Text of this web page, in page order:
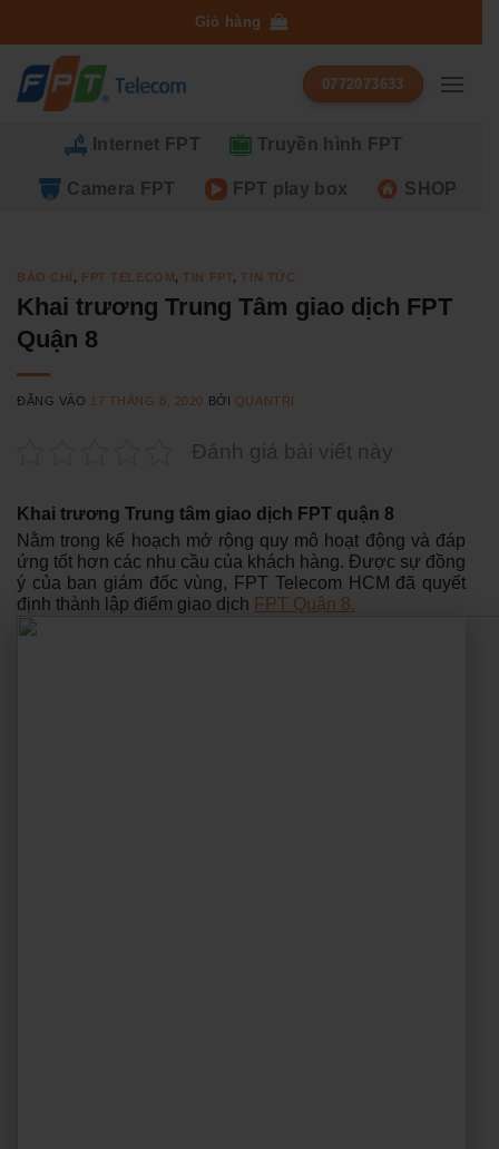
qua
dung
Giỏ hàng
0772073633
Internet FPT Truyền hình FPT
Camera FPT FPT play box SHOP
BÁO CHÍ , FPT TELECOM,TIN FPT,TIN TỨC
Khai trương Trung Tâm giao dịch FPT
Quận 8
ĐĂNG VÀO 17 THÁNG 8, 2020 BỞI QUANTRI
Đánh giá bài viết này
Khai trương Trung tâm giao dịch FPT quận 8
Nằm trong kế hoạch mở rộng quy mô hoạt động và đáp
ứng tốt hơn các nhu cầu của khách hàng. Được sự đồng
ý của ban giám đốc vùng, FPT Telecom HCM đã quyết
định thành lập điểm giao dịch FPT Quận 8.